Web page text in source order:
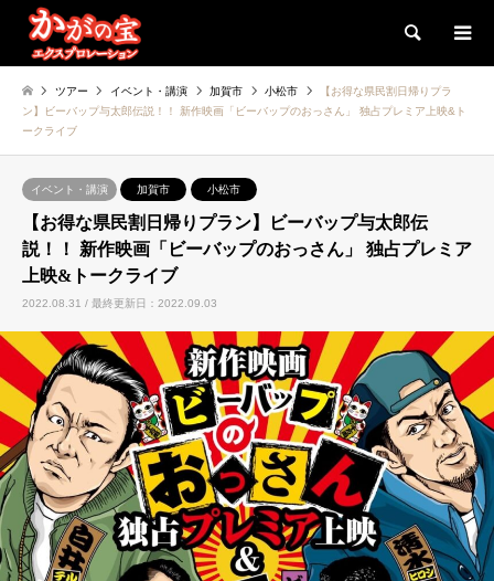
検索
ツアー イベント・講演 加賀市 小松市
【お得な県民割日帰りプラ
ン】ビーバップ与太郎伝説！！ 新作映画「ビーバップのおっさん」 独占プレミア上映&ト
ークライブ
イベント・講演 加賀市 小松市
【お得な県民割日帰りプラン】ビーバップ与太郎伝
説！！ 新作映画「ビーバップのおっさん」 独占プレミア
上映&トークライブ
2022.08.31 / 最終更新日：2022.09.03